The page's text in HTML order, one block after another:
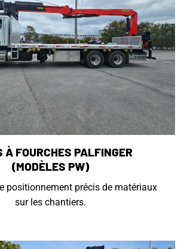
À FOURCHES PALFINGER
(MODÈLES PW)
positionnement précis de matériaux
sur les chantiers.